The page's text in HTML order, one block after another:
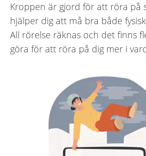
Kroppen är gjord för att röra på
hjälper dig att må bra både
All rörelse räknas och det finns
göra för att röra på dig mer i